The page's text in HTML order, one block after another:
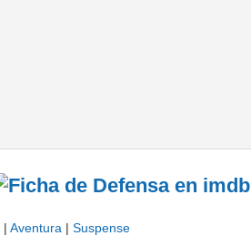
| Aventura | Suspense